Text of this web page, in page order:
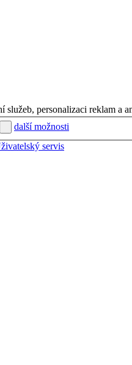
služeb, personalizaci reklam a
další možnosti
servis